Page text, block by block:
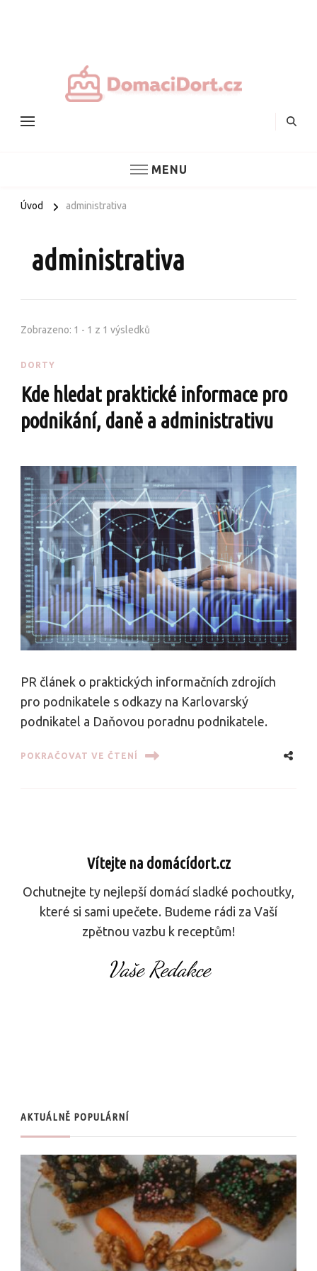
MENU
Úvod administrativa
administrativa
Zobrazeno: 1 - 1 z 1 výsledků
DORTY
Kde hledat praktické informace pro
podnikání, daně a administrativu
PR článek o praktických informačních zdrojích
pro podnikatele s odkazy na Karlovarský
podnikatel a Daňovou poradnu podnikatele.
POKRAČOVAT VE ČTENÍ
Vítejte na domácídort.cz
Ochutnejte ty nejlepší domácí sladké pochoutky,
které si sami upečete. Budeme rádi za Vaší
zpětnou vazbu k receptům!
Vaše Redakce
AKTUÁLNĚ POPULÁRNÍ